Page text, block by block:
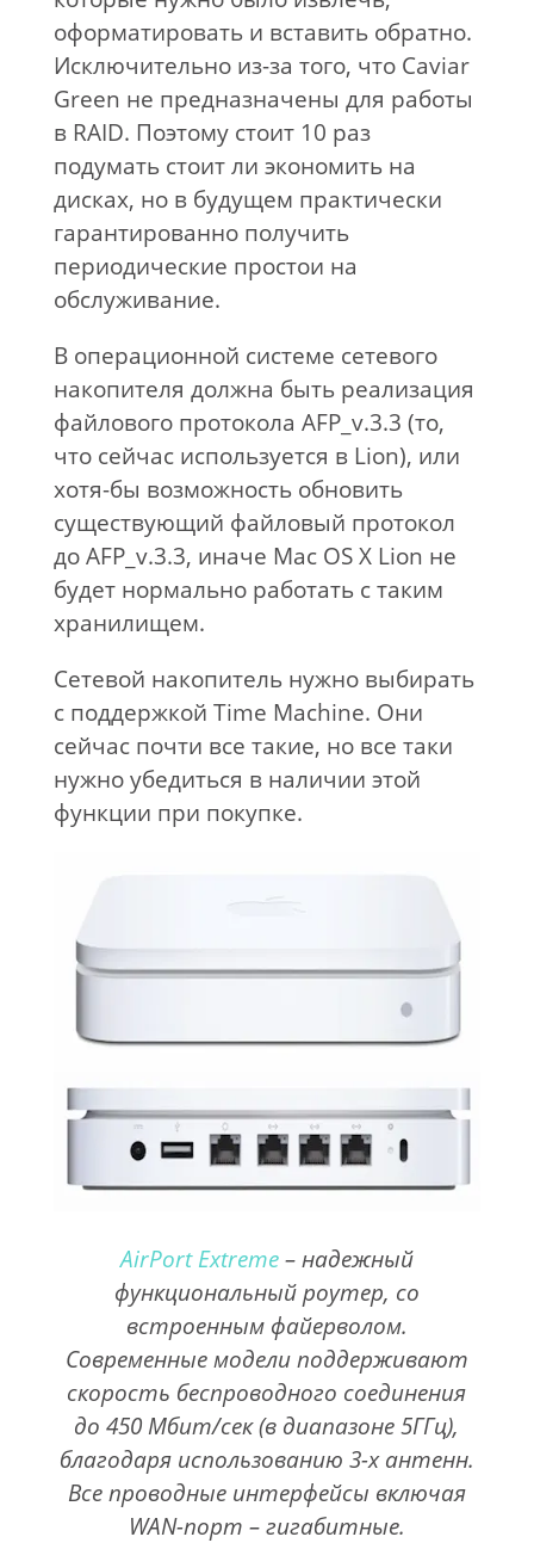
оформатировать и вставить обратно.
Исключительно из-за того, что Caviar
Green не предназначены для работы
в RAID. Поэтому стоит 10 раз
подумать стоит ли экономить на
дисках, но в будущем практически
гарантированно получить
периодические простои на
обслуживание.
В операционной системе сетевого
накопителя должна быть реализация
файлового протокола AFP_v.3.3 (то,
что сейчас используется в Lion), или
хотя-бы возможность обновить
существующий файловый протокол
до AFP_v.3.3, иначе Mac OS X Lion не
будет нормально работать с таким
хранилищем.
Сетевой накопитель нужно выбирать
с поддержкой Time Machine. Они
сейчас почти все такие, но все таки
нужно убедиться в наличии этой
функции при покупке.
AirPort Extreme– надежный
функциональный роутер, со
встроенным файерволом.
Современные модели поддерживают
скорость беспроводного соединения
до 450 Мбит/сек (в диапазоне 5ГГц),
благодаря использованию 3-х антенн.
Все проводные интерфейсы включая
WAN-порт – гигабитные.